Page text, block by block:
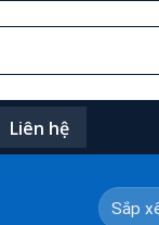
Liên hệ